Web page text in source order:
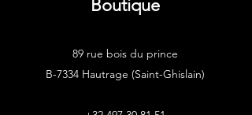
Boutique
89 rue bois du prince
B-7334 Hautrage (Saint-Ghislain)